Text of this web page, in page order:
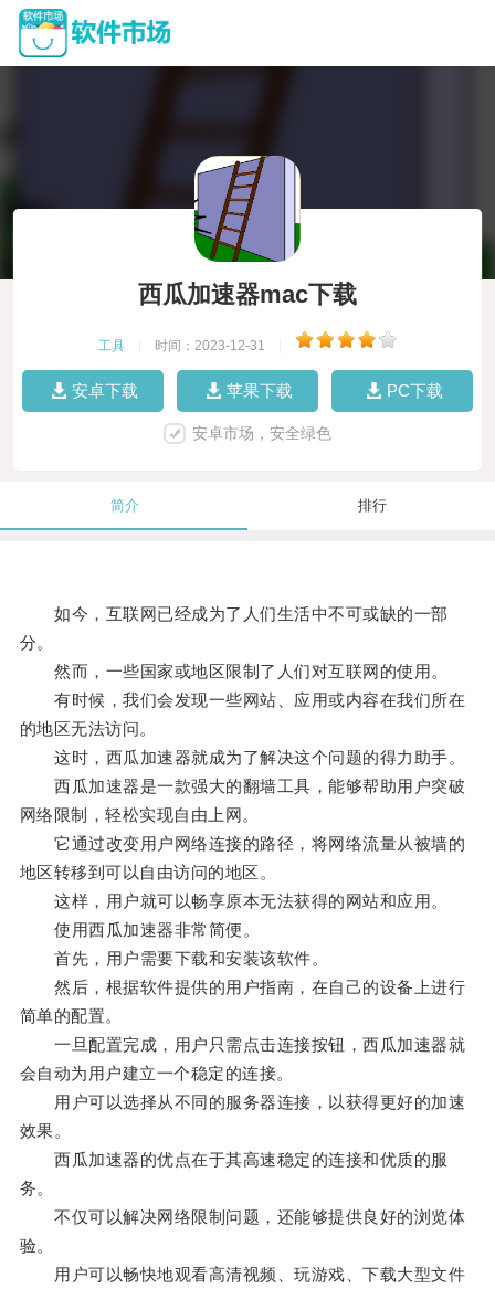
西瓜加速器mac下载
工具 时间：2023-12-31
安卓下载 苹果下载 PC下载
安卓市场，安全绿色
简介 排行
如今，互联网已经成为了人们生活中不可或缺的一部
分。
然而，一些国家或地区限制了人们对互联网的使用。
有时候，我们会发现一些网站、应用或内容在我们所在
的地区无法访问。
这时，西瓜加速器就成为了解决这个问题的得力助手。
西瓜加速器是一款强大的翻墙工具，能够帮助用户突破
网络限制，轻松实现自由上网。
它通过改变用户网络连接的路径，将网络流量从被墙的
地区转移到可以自由访问的地区。
这样，用户就可以畅享原本无法获得的网站和应用。
使用西瓜加速器非常简便。
首先，用户需要下载和安装该软件。
然后，根据软件提供的用户指南，在自己的设备上进行
简单的配置。
一旦配置完成，用户只需点击连接按钮，西瓜加速器就
会自动为用户建立一个稳定的连接。
用户可以选择从不同的服务器连接，以获得更好的加速
效果。
西瓜加速器的优点在于其高速稳定的连接和优质的服
务。
不仅可以解决网络限制问题，还能够提供良好的浏览体
验。
用户可以畅快地观看高清视频、玩游戏、下载大型文件